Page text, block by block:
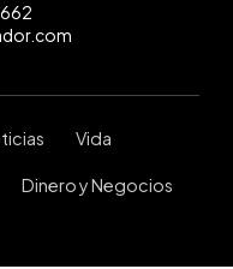
Vida
Dinero y Negocios